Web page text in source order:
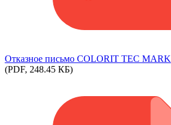
Отказное письмо COLORIT TEC MARK
(PDF, 248.45 КБ)